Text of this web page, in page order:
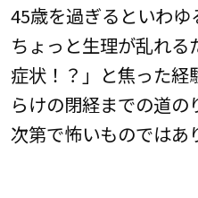
45歳を過ぎるといわゆ
ちょっと生理が乱れ
症状！？」と焦った
らけの閉経までの道
次第で怖いものではあ